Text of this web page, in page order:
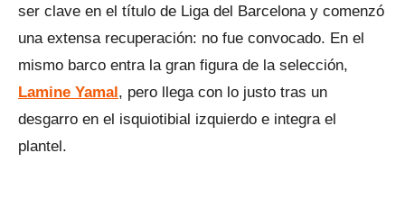
ser clave en el título de Liga del Barcelona y comenzó
una extensa recuperación: no fue convocado. En el
mismo barco entra la gran figura de la selección,
Lamine Yamal, pero llega con lo justo tras un
desgarro en el isquiotibial izquierdo e integra el
plantel.